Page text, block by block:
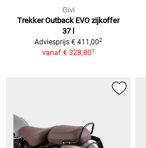
Givi
Trekker Outback EVO zijkoffer
37 l
Adviesprijs € 411,002
vanaf € 328,801